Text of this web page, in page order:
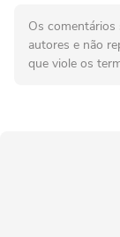
Os comentários
autores e não
que viole os